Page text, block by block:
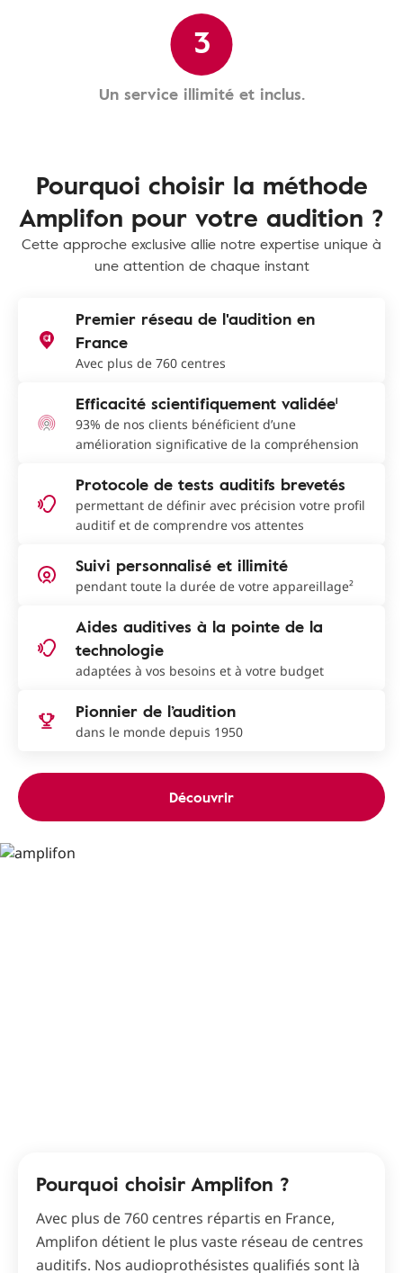
3
Un service illimité et inclus.
Pourquoi choisir la méthode
Amplifon pour votre audition ?
Cette approche exclusive allie notre expertise unique à
une attention de chaque instant
Premier réseau de l'audition en
France
Avec plus de 760 centres
Efficacité scientifiquement validée¹
93% de nos clients bénéficient d’une
amélioration significative de la compréhension
Protocole de tests auditifs brevetés
permettant de définir avec précision votre profil
auditif et de comprendre vos attentes
Suivi personnalisé et illimité
pendant toute la durée de votre appareillage²
Aides auditives à la pointe de la
technologie
adaptées à vos besoins et à votre budget
Pionnier de l’audition
dans le monde depuis 1950
Découvrir
Pourquoi choisir Amplifon ?
Avec plus de 760 centres répartis en France,
Amplifon détient le plus vaste réseau de centres
auditifs. Nos audioprothésistes qualifiés sont là